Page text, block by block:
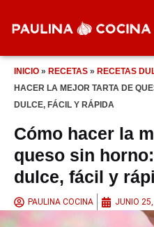
INICIO » RECETAS » RECETAS
HACER LA MEJOR TARTA DE
DULCE, FÁCIL Y RÁPIDA
Cómo hacer la
queso sin
dulce, fácil y
PAULINA COCINA JUNIO